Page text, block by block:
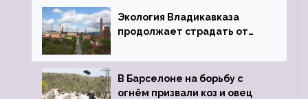
Экология Владикавказа
продолжает страдать от
В Барселоне на борьбу с
огнём призвали коз и овец